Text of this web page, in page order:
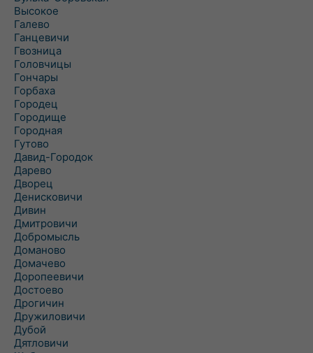
Высокое
Галево
Ганцевичи
Гвозница
Головчицы
Гончары
Горбаха
Городец
Городище
Городная
Гутово
Давид-Городок
Дарево
Дворец
Денисковичи
Дивин
Дмитровичи
Добромысль
Доманово
Домачево
Доропеевичи
Достоево
Дрогичин
Дружиловичи
Дубой
Дятловичи